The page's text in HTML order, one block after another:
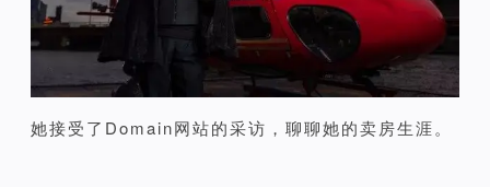
她接受了Domain网站的采访，聊聊她的卖房生涯。